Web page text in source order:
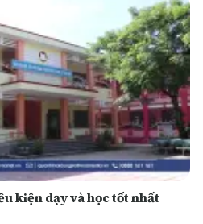
kiện dạy và học tốt nhất